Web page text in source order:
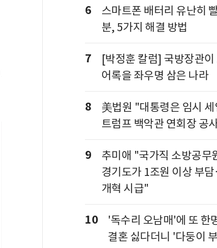
6
스마트폰 배터리 유난히
분, 5가지 해결 방법
7
[박정훈 칼럼] 국방장관이
어록을 좌우명 삼은 나라
8
美법원 "대통령은 임시
트럼프 백악관 연회장 공
9
추미애 "국가직 소방공무
경기도가 1조원 이상 부
개혁 시급"
10
'독수리 오남매'에 또 한
결혼 싫다더니 '다둥이